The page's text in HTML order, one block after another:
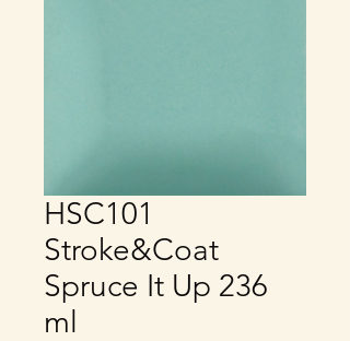
HSC101
Stroke&Coat
Spruce It Up 236
ml